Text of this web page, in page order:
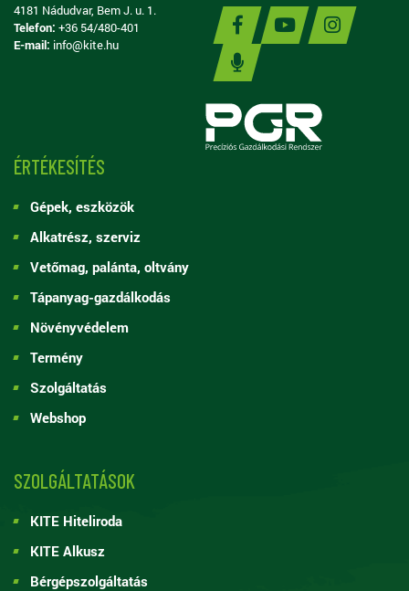
4181 Nádudvar, Bem J. u. 1.
Telefon: +36 54/480-401
E-mail: info@kite.hu
ÉRTÉKESÍTÉS
Gépek, eszközök
Alkatrész, szerviz
Vetőmag, palánta, oltvány
Tápanyag-gazdálkodás
Növényvédelem
Termény
Szolgáltatás
Webshop
SZOLGÁLTATÁSOK
KITE Hiteliroda
KITE Alkusz
Bérgépszolgáltatás